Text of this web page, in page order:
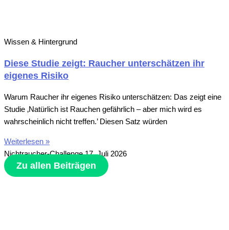
Wissen & Hintergrund
Diese Studie zeigt: Raucher unterschätzen ihr
eigenes Risiko
Warum Raucher ihr eigenes Risiko unterschätzen: Das zeigt eine
Studie ‚Natürlich ist Rauchen gefährlich – aber mich wird es
wahrscheinlich nicht treffen.’ Diesen Satz würden
Weiterlesen »
Nichtraucher-Challenge17. Juli 2026
Zu allen Beiträgen